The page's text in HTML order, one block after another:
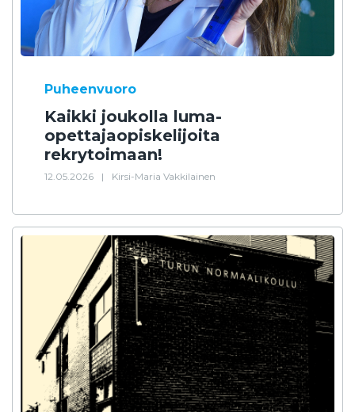
Puheenvuoro
Kaikki joukolla luma-
opettajaopiskelijoita
rekrytoimaan!
12.05.2026 | Kirsi-Maria Vakkilainen